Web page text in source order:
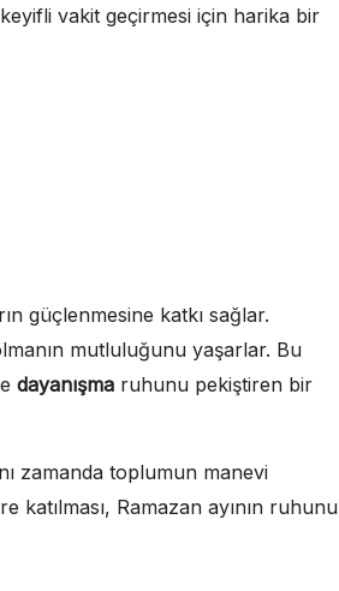
vakit geçirmesi için harika bir
güçlenmesine katkı sağlar.
mutluluğunu yaşarlar. Bu
dayanışma ruhunu pekiştiren bir
zamanda toplumun manevi
Ramazan ayının ruhunu